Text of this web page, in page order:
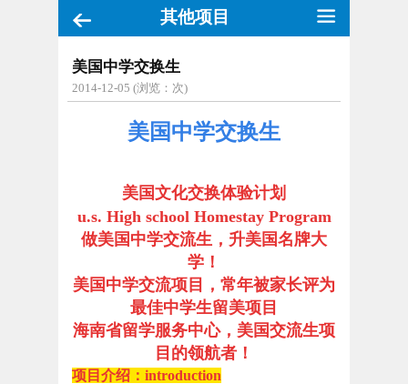
其他项目
美国中学交换生
2014-12-05 (浏览： 次)
美国中学交换生
美国文化交换体验计划
u.s. High school Homestay Program
做美国中学交流生，升美国名牌大
学！
美国中学交流项目，常年被家长评为
最佳中学生留美项目
海南省留学服务中心，美国交流生项
目的领航者！
项目介绍： introduction